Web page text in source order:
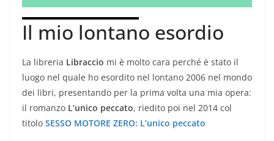
Il mio lontano esordio
La libreria Libraccio mi è molto cara perché è stato il
luogo nel quale ho esordito nel lontano 2006 nel mondo
dei libri, presentando per la prima volta una mia opera:
il romanzo L’unico peccato, riedito poi nel 2014 col
titolo SESSO MOTORE ZERO: L’unico peccato